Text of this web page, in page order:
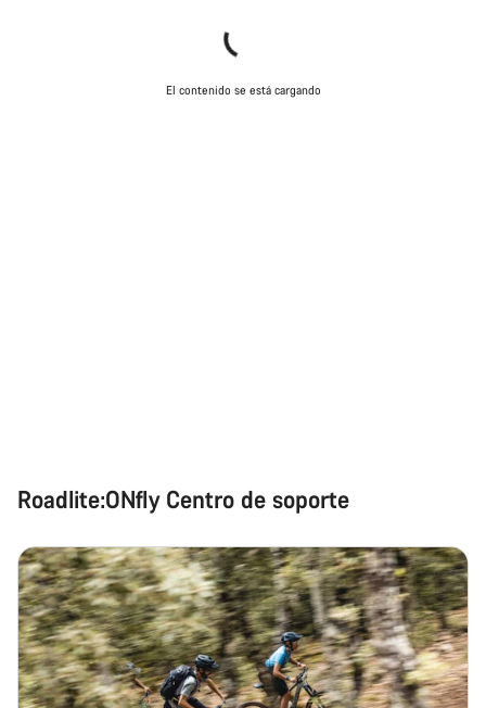
El contenido se está cargando
Roadlite:ONfly Centro de soporte